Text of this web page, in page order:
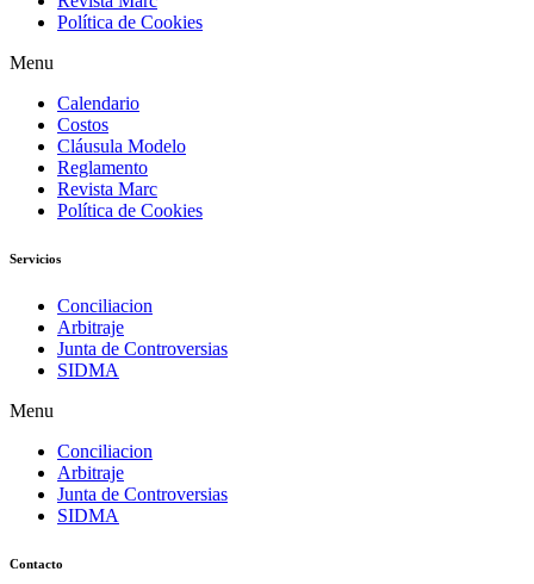
Política de Cookies
Menu
Calendario
Costos
Cláusula Modelo
Reglamento
Revista Marc
Política de Cookies
Servicios
Conciliacion
Arbitraje
Junta de Controversias
SIDMA
Menu
Conciliacion
Arbitraje
Junta de Controversias
SIDMA
Contacto